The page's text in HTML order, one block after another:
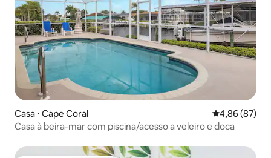
Casa ⋅ Cape Coral 4,86 de uma
4,86 (87)
Casa à beira-mar com piscina/acesso a veleiro e doca